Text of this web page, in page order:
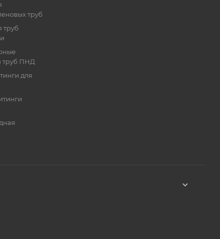
труб
труб
труб ПНД
для